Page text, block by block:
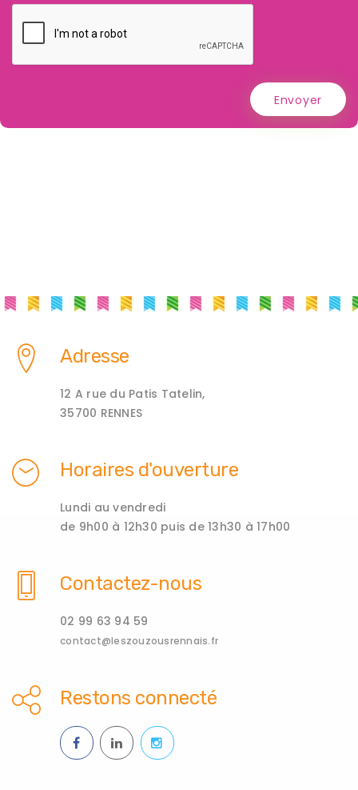
Envoyer
Adresse
12 A rue du Patis Tatelin,
35700 RENNES
Horaires d'ouverture
Lundi au vendredi
de 9h00 à 12h30 puis de 13h30 à 17h00
Contactez-nous
02 99 63 94 59
contact@leszouzousrennais.fr
Restons connecté